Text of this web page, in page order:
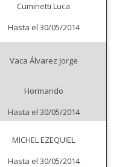
Cuminetti Luca
Hasta el 30/05/2014
Vaca Álvarez Jorge
Hormando
Hasta el 30/05/2014
MICHEL EZEQUIEL
Hasta el 30/05/2014